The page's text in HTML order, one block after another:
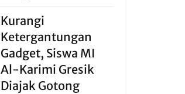
Kurangi
Ketergantungan
Gadget, Siswa MI
Al-Karimi Gresik
Diajak Gotong